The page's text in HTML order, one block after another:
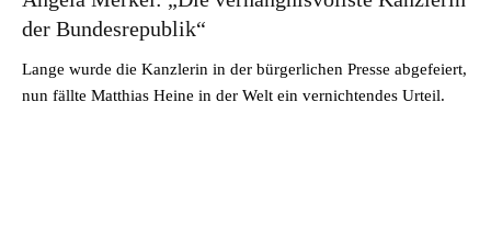
der Bundesrepublik“
Lange wurde die Kanzlerin in der bürgerlichen Presse abgefeiert,
nun fällte Matthias Heine in der Welt ein vernichtendes Urteil.